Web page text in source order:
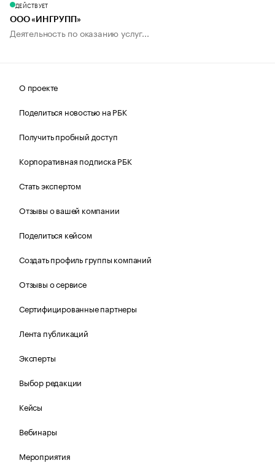
ДЕЙСТВУЕТ
ООО «ИНГРУПП»
Деятельность по оказанию услуг...
О проекте
Поделиться новостью на РБК
Получить пробный доступ
Корпоративная подписка РБК
Стать экспертом
Отзывы о вашей компании
Поделиться кейсом
Создать профиль группы компаний
Отзывы о сервисе
Сертифицированные партнеры
Лента публикаций
Эксперты
Выбор редакции
Кейсы
Вебинары
Мероприятия